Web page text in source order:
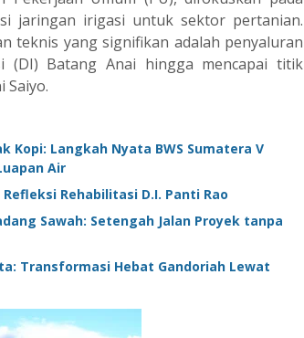
jaringan irigasi untuk sektor pertanian.
teknis yang signifikan adalah penyaluran
Batang Anai hingga mencapai titik
Saiyo.
Kopi: Langkah Nyata BWS Sumatera V
Air
Rehabilitasi D.I. Panti Rao
Sawah: Setengah Jalan Proyek tanpa
Transformasi Hebat Gandoriah Lewat